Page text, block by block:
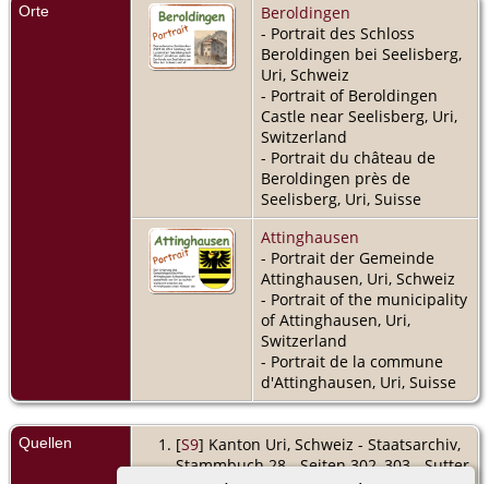
Orte
Beroldingen
- Portrait des Schloss
Beroldingen bei Seelisberg,
Uri, Schweiz
- Portrait of Beroldingen
Castle near Seelisberg, Uri,
Switzerland
- Portrait du château de
Beroldingen près de
Seelisberg, Uri, Suisse
Attinghausen
- Portrait der Gemeinde
Attinghausen, Uri, Schweiz
- Portrait of the municipality
of Attinghausen, Uri,
Switzerland
- Portrait de la commune
d'Attinghausen, Uri, Suisse
Quellen [S9] Kanton Uri, Schweiz - Staatsarchiv,
Stammbuch 28 - Seiten 302, 303 - Sutter